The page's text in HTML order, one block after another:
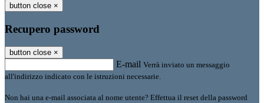
button close ×
Recupero password
button close ×
E-mail Verrà inviato un messaggio
all'indirizzo indicato con le istruzioni necessarie.
Non hai una e-mail associata al nome utente? Effettua il reset della password